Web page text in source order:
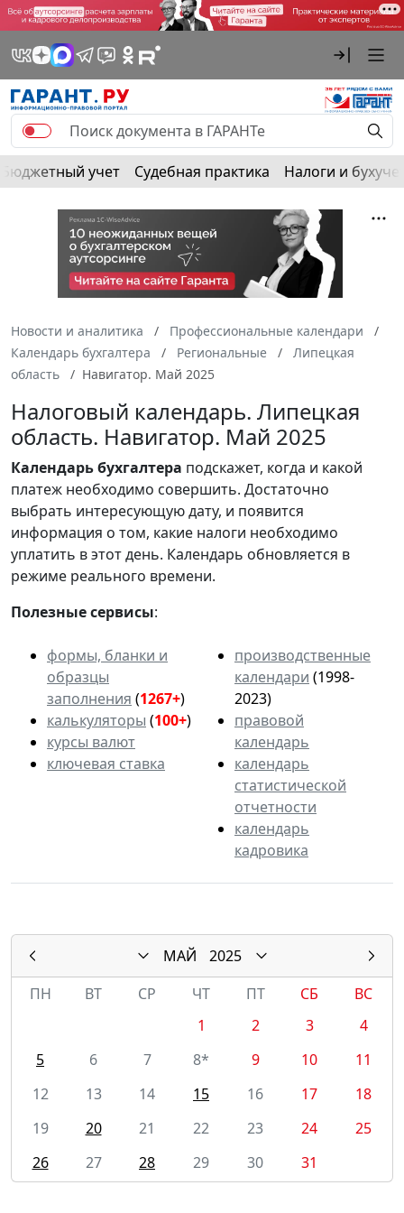
Бюджетный учет Судебная практика Налоги и
Новости и аналитика
Профессиональные календари
Календарь бухгалтера
Региональные
Липецкая
область
Навигатор. Май 2025
Налоговый календарь. Липецкая
область. Навигатор. Май 2025
Календарьбухгалтера подскажет, когда и какой
платеж необходимо совершить. Достаточно
выбрать интересующую дату, и появится
информация о том, какие налоги необходимо
уплатить в этот день. Календарь обновляется в
режиме реального времени.
Полезные сервисы:
формы, бланки и
образцы
заполнения (1267+)
калькуляторы (100+)
курсы валют
ключевая ставка
производственные
календари (1998-
2023)
правовой
календарь
календарь
статистической
отчетности
календарь
кадровика
МАЙ
2025
ПН
ВТ СР ЧТ ПТ СБ
ВС
1
2 3
4
5
6 7 8* 9 10
11
12
13 14 15 16 17
18
19
20 21 22 23 24
25
26
27 28 29 30 31